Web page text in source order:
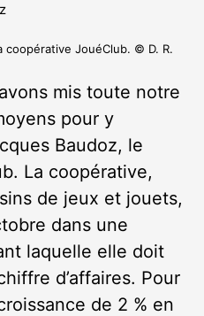
coopérative JouéClub. © D. R.
mis toute notre
pour y
Baudoz, le
La coopérative,
de jeux et jouets,
dans une
laquelle elle doit
d’affaires. Pour
de 2 % en